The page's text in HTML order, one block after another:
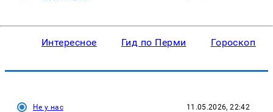
Интересное Гид по Перми Гороскопы
Не у нас 11.05.2026, 22:42